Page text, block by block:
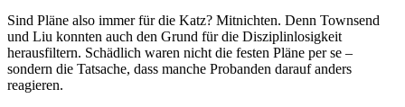
Sind Pläne also immer für die Katz? Mitnichten. Denn Townsend
und Liu konnten auch den Grund für die Disziplinlosigkeit
herausfiltern. Schädlich waren nicht die festen Pläne per se –
sondern die Tatsache, dass manche Probanden darauf anders
reagieren.